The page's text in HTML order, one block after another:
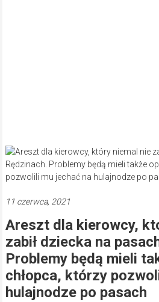
11 czerwca, 2021
Areszt dla kierowcy,
zabił dziecka na
Problemy będą mieli
chłopca, którzy
hulajnodze po pasach